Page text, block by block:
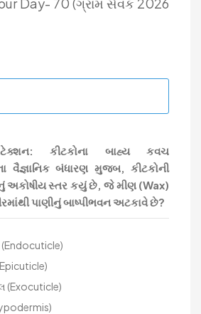
કીટકોના બાહ્ય કવચ
વૈજ્ઞાનિક બંધારણ મુજબ, કીટકોની
અકોષીય સ્તર કયું છે, જે મીણ (Wax)
પાણીનું બાષ્પીભવન અટકાવે છે?
(Exocuticle)